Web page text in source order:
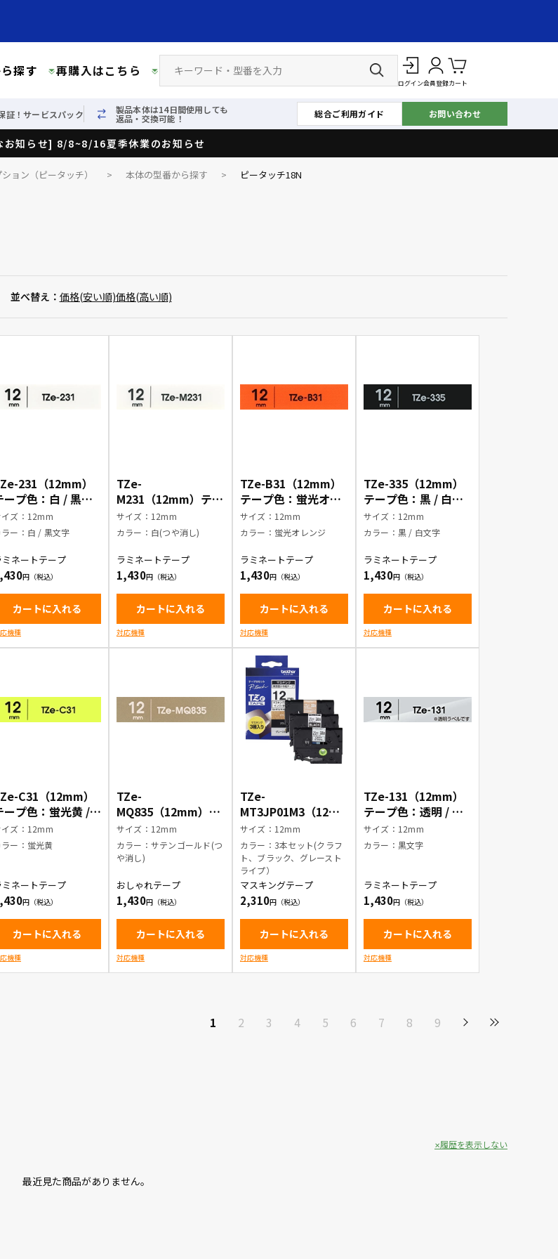
探す 再購入はこちら
ログイン会員登録カート
証！サービスパック 製品本体は14日間使用しても
返品・交換可能！ 総合ご利用ガイド お問い合わせ
お知らせ] 8/8~8/16夏季休業のお知らせ
ョン（ピータッチ） > 本体の型番から探す > ピータッチ18N
並べ替え： 価格(安い順)価格(高い順)
231（12mm）
ープ色：白 / 黒文
ズ：12mm
ラー：白 / 黒文字
ミネートテープ
カートに入れる
機種
TZe-
M231（12mm）テー
プ色：白(つや消し) /
黒文字
サイズ：12mm
カラー：白(つや消し)
ラミネートテープ
1,430
カートに入れる
対応機種
TZe-B31（12mm）
テープ色：蛍光オレ
ンジ / 黒文字
サイズ：12mm
カラー：蛍光オレンジ
ラミネートテープ
1,430
カートに入れる
対応機種
TZe-335（12mm）
テープ色：黒 / 白文
字
サイズ：12mm
カラー：黒 / 白文字
ラミネートテープ
1,430
カートに入れる
対応機種
C31（12mm）
ープ色：蛍光黄 /
文字
ズ：12mm
ラー：蛍光黄
ミネートテープ
カートに入れる
機種
TZe-
MQ835（12mm）テ
ープ色：サテンゴー
ルド(つや消し) / 白
文字
サイズ：12mm
カラー：サテンゴールド(つ
や消し)
おしゃれテープ
1,430
カートに入れる
対応機種
TZe-
MT3JP01M3（12m
m）マスキングテー
プ3本セット
サイズ：12mm
カラー：3本セット(クラフ
ト、ブラック、グレースト
ライプ）
マスキングテープ
2,310
カートに入れる
対応機種
TZe-131（12mm）
テープ色：透明 / 黒
文字
サイズ：12mm
カラー：黒文字
ラミネートテープ
1,430
カートに入れる
対応機種
1 2 3 4 5 6 7 8 9
最近見た商品がありません。
履歴を表示しない